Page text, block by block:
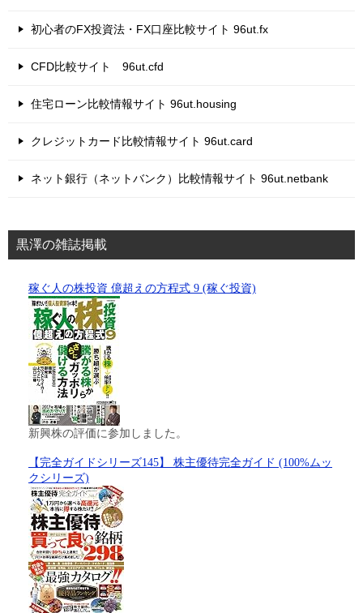
初心者のFX投資法・FX口座比較サイト 96ut.fx
CFD比較サイト 96ut.cfd
住宅ローン比較情報サイト 96ut.housing
クレジットカード比較情報サイト 96ut.card
ネット銀行（ネットバンク）比較情報サイト 96ut.netbank
黒澤の雑誌掲載
稼ぐ人の株投資 億超えの方程式 9 (稼ぐ投資)
新興株の評価に参加しました。
【完全ガイドシリーズ145】 株主優待完全ガイド (100%ムッ
クシリーズ)